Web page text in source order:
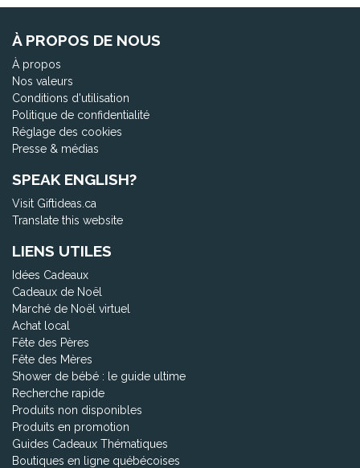
À PROPOS DE NOUS
À propos
Nos valeurs
Conditions d'utilisation
Politique de confidentialité
Réglage des cookies
Presse & médias
SPEAK ENGLISH?
Visit Giftideas.ca
Translate this website
LIENS UTILES
Idées Cadeaux
Cadeaux de Noël
Marché de Noël virtuel
Achat local
Fête des Pères
Fête des Mères
Shower de bébé : le guide ultime
Recherche rapide
Produits non disponibles
Produits en promotion
Guides Cadeaux Thématiques
Boutiques en ligne québécoises